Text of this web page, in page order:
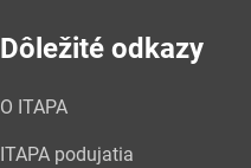
Dôležité odkazy
O ITAPA
ITAPA podujatia